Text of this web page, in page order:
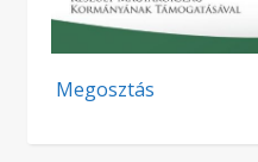
Megosztás